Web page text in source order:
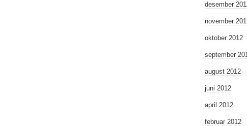
desember
november
oktober 2012
september
august 2012
juni 2012
april 2012
februar 2012